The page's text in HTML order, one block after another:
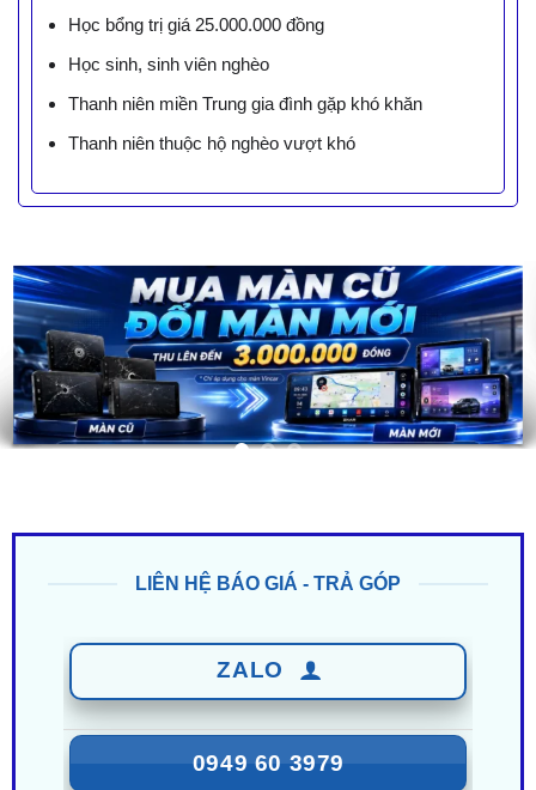
Học bổng trị giá 25.000.000 đồng
Học sinh, sinh viên nghèo
Thanh niên miền Trung gia đình gặp khó khăn
Thanh niên thuộc hộ nghèo vượt khó
0949 60 3979